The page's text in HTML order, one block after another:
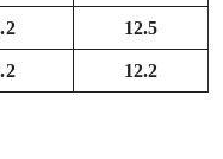
12.5
12.2